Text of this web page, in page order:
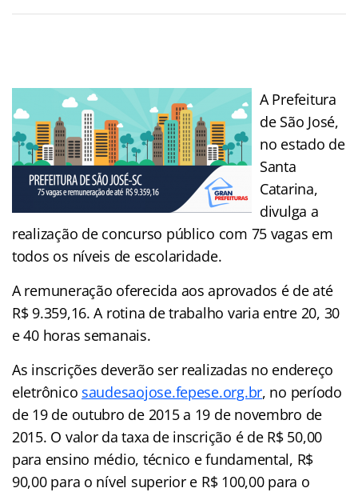
A Prefeitura
de São José,
no estado de
Santa
Catarina,
divulga a
realização de concurso público com 75 vagas em
todos os níveis de escolaridade.
A remuneração oferecida aos aprovados é de até
R$ 9.359,16. A rotina de trabalho varia entre 20, 30
e 40 horas semanais.
As inscrições deverão ser realizadas no endereço
eletrônico saudesaojose.fepese.org.br, no período
de 19 de outubro de 2015 a 19 de novembro de
2015. O valor da taxa de inscrição é de R$ 50,00
para ensino médio, técnico e fundamental, R$
90,00 para o nível superior e R$ 100,00 para o